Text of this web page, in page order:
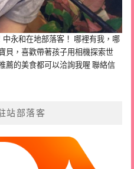
永和在地部落客！ 哪裡有我，哪
貝，喜歡帶著孩子用相機探索世
薦的美食都可以洽詢我喔 聯絡信
站部落客